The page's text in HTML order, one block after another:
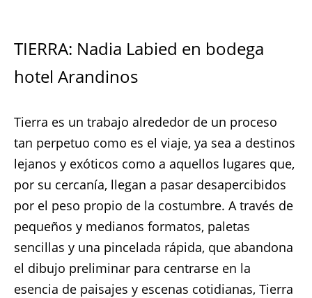
TIERRA: Nadia Labied en bodega
hotel Arandinos
Tierra es un trabajo alrededor de un proceso
tan perpetuo como es el viaje, ya sea a destinos
lejanos y exóticos como a aquellos lugares que,
por su cercanía, llegan a pasar desapercibidos
por el peso propio de la costumbre. A través de
pequeños y medianos formatos, paletas
sencillas y una pincelada rápida, que abandona
el dibujo preliminar para centrarse en la
esencia de paisajes y escenas cotidianas, Tierra